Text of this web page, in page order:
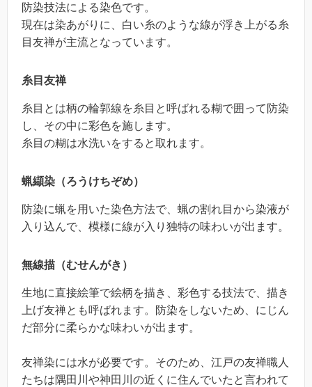
防染技法による染色です。
現在は染あがりに、白い糸のような線が浮き上がる糸
目友禅が主流となっています。
糸目友禅
糸目とは柄の輪郭線を糸目と呼ばれる糊で囲って防染
し、その中に彩色を施します。
糸目の糊は水洗いをすると取れます。
蝋纈染（ろうけちぞめ）
防染に蝋を用いた染色方法で、蝋の割れ目から染液が
入り込んで、模様に線が入り独特の味わいが出ます。
無線描（むせんがき）
生地に直接絵筆で絵柄を描き、彩色する技法で、描き
上げ友禅とも呼ばれます。防染をしないため、にじん
だ部分に柔らかな味わいが出ます。
友禅染には水が必要です。そのため、江戸の友禅職人
たちは隅田川や神田川の近くに住んでいたと言われて